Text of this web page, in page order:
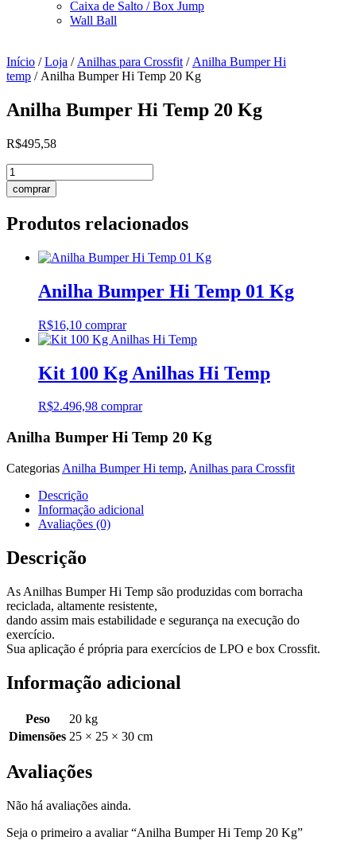
Caixa de Salto / Box Jump
Wall Ball
Início /Loja / Anilhas para Crossfit / Anilha Bumper Hi
temp / Anilha Bumper Hi Temp 20 Kg
Anilha Bumper Hi Temp 20 Kg
R$495,58
Anilha
Bumper
Hi
20
quantidade
comprar
Produtos relacionados
Anilha Bumper Hi Temp 01 Kg
R$16,10 comprar
Kit 100 Kg Anilhas Hi Temp
R$2.496,98 comprar
Anilha Bumper Hi Temp 20 Kg
Categorias Anilha Bumper Hi temp, Anilhas para Crossfit
Descrição
Informação adicional
Avaliações (0)
Descrição
As Anilhas Bumper Hi Temp são produzidas com borracha
reciclada, altamente resistente,
dando assim mais estabilidade e segurança na execução do
exercício.
Sua aplicação é própria para exercícios de LPO e box Crossfit.
Informação adicional
Peso
20 kg
Dimensões 25 × 25 × 30 cm
Avaliações
Não há avaliações ainda.
Seja o primeiro a avaliar “Anilha Bumper Hi Temp 20 Kg”